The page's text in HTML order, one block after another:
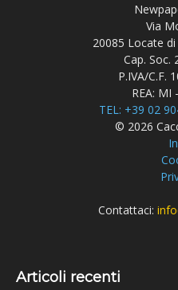
Via
20085 Locate
Cap. Soc.
P.IVA/C.F.
REA: MI
TEL: +39 02
© 2026
Contattaci:
Articoli recenti